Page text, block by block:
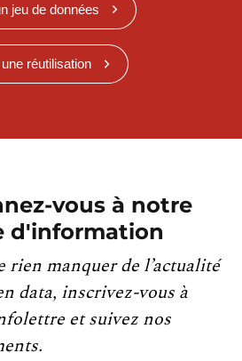
jeu de données
réutilisation
vous à notre
d'information
rien manquer de l’actualité
data, inscrivez-vous à
et suivez nos